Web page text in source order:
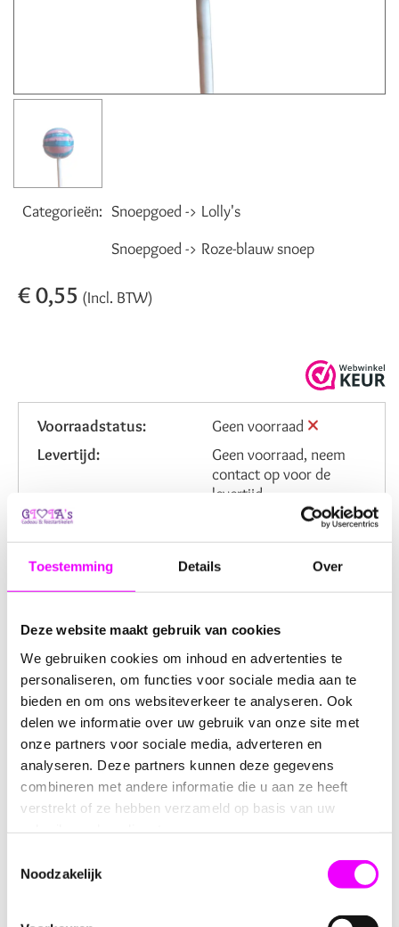
Toestemming Details Over
Deze website maakt gebruik van cookies
We gebruiken cookies om inhoud en advertenties te
personaliseren, om functies voor sociale media aan te
bieden en om ons websiteverkeer te analyseren. Ook
delen we informatie over uw gebruik van onze site met
onze partners voor sociale media, adverteren en
analyseren. Deze partners kunnen deze gegevens
combineren met andere informatie die u aan ze heeft
verstrekt of ze hebben verzameld op basis van uw
Noodzakelijk
Categorieën: Snoepgoed -> Lolly's
Snoepgoed -> Roze-blauw snoep
€ 0,55 (Incl. BTW)
Voorraadstatus:
Geen voorraad
Levertijd:
Geen voorraad, neem
contact op voor de
levertijd
Verzendkosten NL:
Beoordeling:
Omschrijving
Handmade Lolly Pops Roze-Blauw
Handmade Lollypopsin de kleuren rozeenblauw.
Perfect voor op de Candytableof tijdens een Gender
Revealfeest .
Smaak:Bubblegum
Ingrediënten:
suiker, glucosestroop, zuurteregelaar